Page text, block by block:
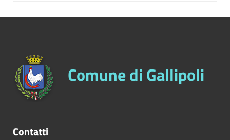
Comune di Gallipoli
Contatti